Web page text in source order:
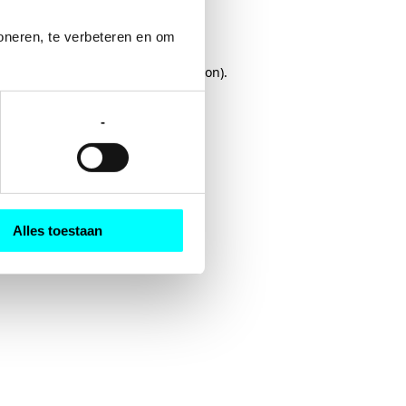
te verbeteren en om
-
Alles toestaan
for more information).